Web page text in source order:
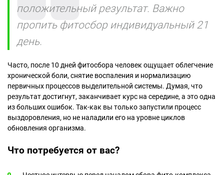
положительный результат. Важно
пропить фитосбор индивидуальный 21
день.
Часто, после 10 дней фитосбора человек ощущает облегчение
хронической боли, снятие воспаления и нормализацию
первичных процессов выделительной системы. Думая, что
результат достигнут, заканчивает курс на середине, а это одна
из больших ошибок. Так-как вы только запустили процесс
выздоровления, но не наладили его на уровне циклов
обновления организма.
Что потребуется от вас?